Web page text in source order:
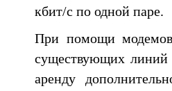
кбит/c по одной паре.
При помощи модемов
существующих линий
аренду